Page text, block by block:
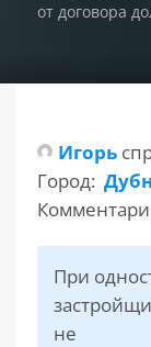
от договора
Игорь
Город:
При
не